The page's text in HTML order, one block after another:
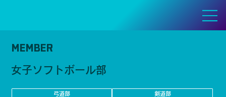
MEMBER
女子ソフトボール部
弓道部
剣道部